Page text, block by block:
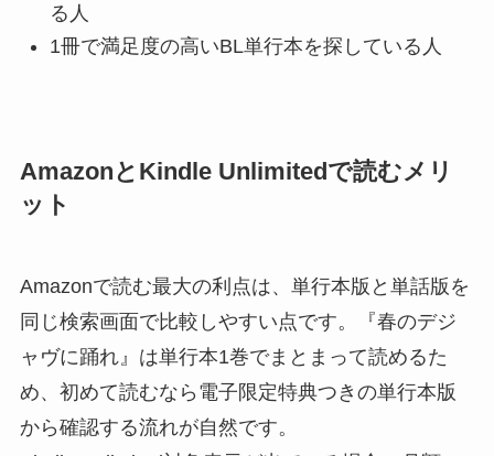
る人
1冊で満足度の高いBL単行本を探している人
AmazonとKindle Unlimitedで読むメリ
ット
Amazonで読む最大の利点は、単行本版と単話版を
同じ検索画面で比較しやすい点です。『春のデジ
ャヴに踊れ』は単行本1巻でまとまって読めるた
め、初めて読むなら電子限定特典つきの単行本版
から確認する流れが自然です。